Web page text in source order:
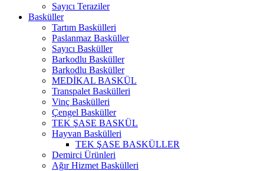
Sayıcı Teraziler
Basküller
Tartım Baskülleri
Paslanmaz Basküller
Sayıcı Basküller
Barkodlu Basküller
Barkodlu Basküller
MEDİKAL BASKÜL
Transpalet Baskülleri
Vinç Baskülleri
Çengel Basküller
TEK ŞASE BASKÜL
Hayvan Baskülleri
TEK ŞASE BASKÜLLER
Demirci Ürünleri
Ağır Hizmet Baskülleri